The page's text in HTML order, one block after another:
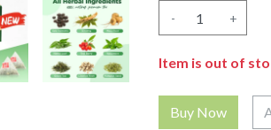
- +
Item is out of